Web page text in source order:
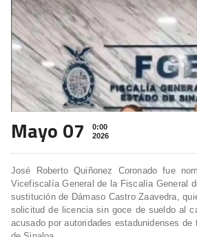
Mayo 07
0:00
2026
José Roberto Quiñonez Coronado fue
Vicefiscalía General de la Fiscalía General
sustitución de Dámaso Castro Zaavedra,
solicitud de licencia sin goce de sueldo al
acusado por autoridades estadunidenses de